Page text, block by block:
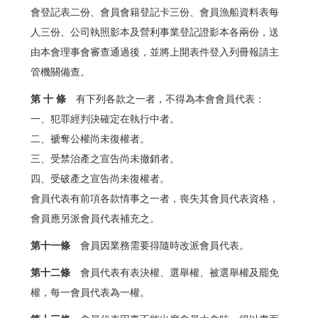
會登記表二份、會員會籍登記卡三份、會員漁船資料表每
人三份、公司執照影本及營利事業登記證影本各兩份，送
由本會理事會審查通過後，並將上開表件登入列冊報請主
管機關備查。
第 十 條有下列各款之一者，不得為本會會員代表：
一、犯罪經判決確定在執行中者。
二、褫奪公權尚未復權者。
三、受禁治產之宣告尚未撤銷者。
四、受破產之宣告尚未復權者。
會員代表有前項各款情事之一者，喪失其會員代表資格，
會員應另派會員代表補充之。
第十一條會員因業務需要得隨時改派會員代表。
第十二條會員代表有表決權、選舉權、被選舉權及罷免
權，每一會員代表為一權。